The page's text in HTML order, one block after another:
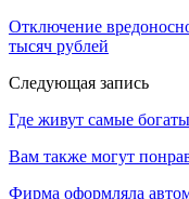
Отключение
тысяч рублей
Следующая запись
Где живут самые
Вам также могут
Фирма оформляла